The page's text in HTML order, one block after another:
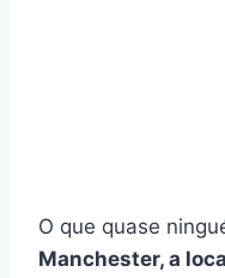
O que quase
Manchester, a